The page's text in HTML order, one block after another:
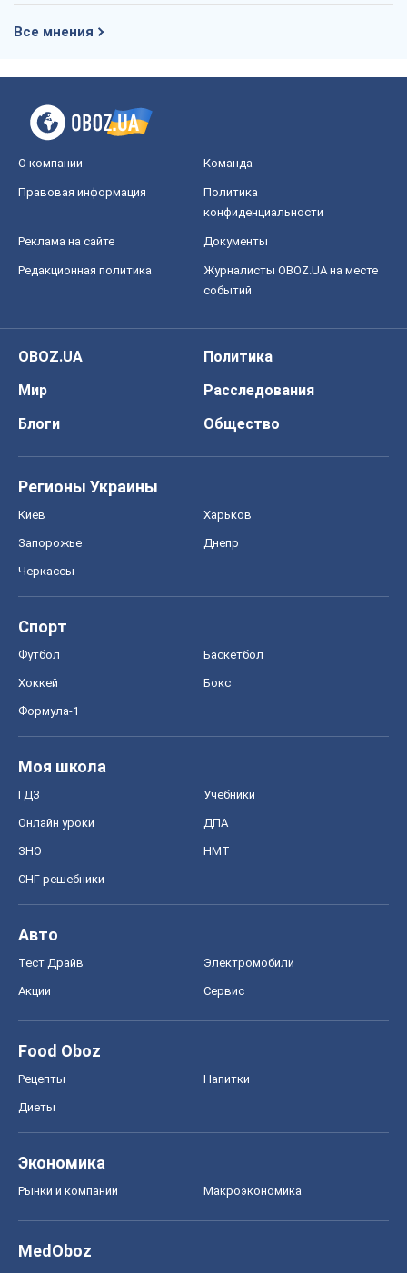
Все мнения
О компании Команда
Правовая информация
Политика
конфиденциальности
Реклама на сайте Документы
Редакционная политика
Журналисты OBOZ.UA на месте
событий
OBOZ.UA
Политика
Мир
Расследования
Блоги
Общество
Регионы Украины
Киев Харьков
Запорожье Днепр
Черкассы
Спорт
Футбол Баскетбол
Хоккей Бокс
Формула-1
Моя школа
ГДЗ Учебники
Онлайн уроки ДПА
ЗНО НМТ
СНГ решебники
Авто
Тест Драйв Электромобили
Акции Сервис
Food Oboz
Рецепты Напитки
Диеты
Экономика
Рынки и компании Mакроэкономика
MedOboz